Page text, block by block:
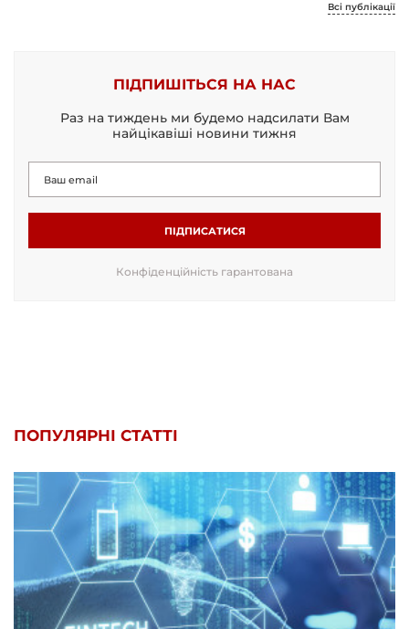
Всі публікації
ПІДПИШІТЬСЯ НА НАС
Раз на тиждень ми будемо надсилати Вам
найцікавіші новини тижня
ПІДПИСАТИСЯ
Конфіденційність гарантована
ПОПУЛЯРНІ СТАТТІ